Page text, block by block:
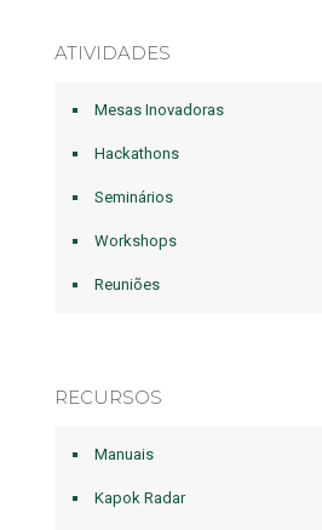
ATIVIDADES
Mesas Inovadoras
Hackathons
Seminários
Workshops
Reuniões
RECURSOS
Manuais
Kapok Radar